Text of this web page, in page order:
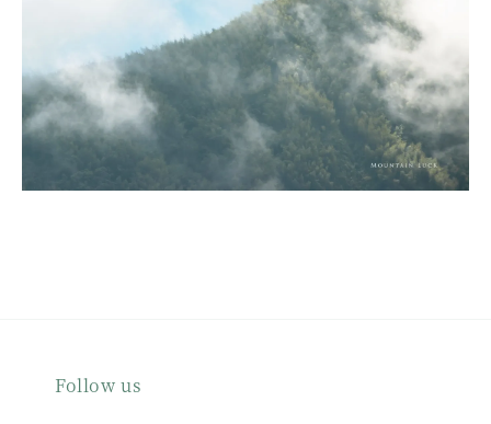
Follow us